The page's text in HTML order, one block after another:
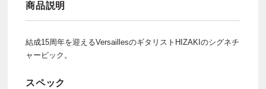
商品説明
結成15周年を迎えるVersaillesのギタリストHIZAKIのシグネチ
ャーピック。
スペック